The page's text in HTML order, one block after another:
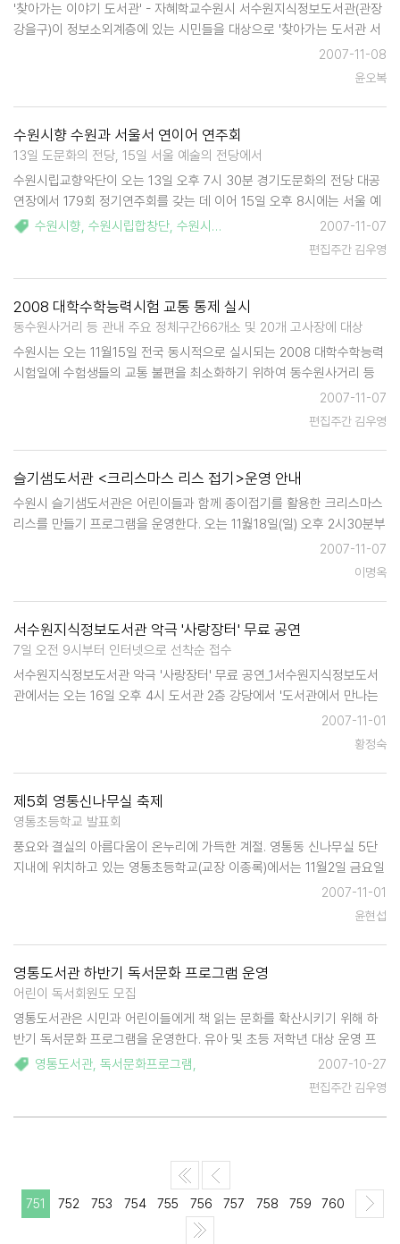
'찾아가는 이야기 도서관' - 자혜학교수원시 서수원지식정보도서관(관장
강을구)이 정보소외계층에 있는 시민들을 대상으로 '찾아가는 도서관 서
비스' 프로그램을 운영, 환영을 받고 있다. 이 사업은 2006년 도서관 개
관때 부터 소외계층 어린이 방과후 독서지도로 시작되어 2007년도에는
2007-11-08
윤오복
수원시향 수원과 서울서 연이어 연주회
13일 도문화의 전당, 15일 서울 예술의 전당에서
수원시립교향악단이 오는 13일 오후 7시 30분 경기도문화의 전당 대공
연장에서 179회 정기연주회를 갖는 데 이어 15일 오후 8시에는 서울 예
술의 전당 콘서트홀에서 제180회 정기 연주회를 연다. 클래식 애호가에
게 수준 높은 클래식을 선사하기 위해 마련된 이번 연주회는 박은성 지휘
수원시향, 수원시립합창단, 수원시 ,박은성 경기도문화의전당,김영호
2007-11-07
편집주간 김우영
2008 대학수학능력시험 교통 통제 실시
동수원사거리 등 관내 주요 정체구간66개소 및 20개 고사장에 대상
수원시는 오는 11월15일 전국 동시적으로 실시되는 2008 대학수학능력
시험일에 수험생들의 교통 불편을 최소화하기 위하여 동수원사거리 등
관내 주요 정체구간66개소 및 20개 고사장에 대한 일제 교통통제를 실
시한다. 이번 교통통제는 수원시청, 수원시 관내 3개 경찰서, 중.남부 모
2007-11-07
편집주간 김우영
슬기샘도서관 <크리스마스 리스 접기>운영 안내
수원시 슬기샘도서관은 어린이들과 함께 종이접기를 활용한 크리스마스
리스를 만들기 프로그램을 운영한다. 오는 11웛18일(일) 오후 2시30분부
터 4시30분까지 슬기샘 도서관 2층 어울림터에서 실시되는 이 프로그램
의 참가 대상은 초등학생으로 선착순 20명으로서 이달 15일 오전 9시부
2007-11-07
이명옥
서수원지식정보도서관 악극 '사랑장터' 무료 공연
7일 오전 9시부터 인터넷으로 선착순 접수
서수원지식정보도서관 악극 '사랑장터' 무료 공연_1서수원지식정보도서
관에서는 오는 16일 오후 4시 도서관 2층 강당에서 '도서관에서 만나는
가을공연-악극 사랑장터'를 무료로 공연한다. '악극 사랑장터'는 경기도
문화의 전당 후원사업인 경기도민을 위한 찾아가는 문화활동 사업의 일
2007-11-01
황정숙
제5회 영통신나무실 축제
영통초등학교 발표회
풍요와 결실의 아름다움이 온누리에 가득한 계절. 영통동 신나무실 5단
지내에 위치하고 있는 영통초등학교(교장 이종록)에서는 11월2일 금요일
17시부터 운동장 특설무대에서 신나무실 축제를 개최한다..6학년 어린이
들의 사회로 진행되는 이번축제는 1학년 학생들의 첫인사를 시작으로우
2007-11-01
윤현섭
영통도서관 하반기 독서문화 프로그램 운영
어린이 독서회원도 모집
영통도서관은 시민과 어린이들에게 책 읽는 문화를 확산시키기 위해 하
반기 독서문화 프로그램을 운영한다. 유아 및 초등 저학년 대상 운영 프
로그램은 △그림책 탐험을 떠나자 △영어 스토리텔링 A, B △책으로 만
나는 세상 어린이 북아트 △동화구연과 스피치 등. 일반시민 대상 강좌는
영통도서관, 독서문화프로그램,
2007-10-27
편집주간 김우영
751 752 753 754 755 756 757 758 759 760